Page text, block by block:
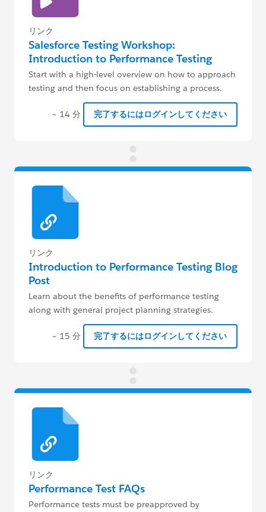
リンク
Salesforce Testing Workshop:
Introduction to Performance Testing
Start with a high-level overview on how to approach
testing and then focus on establishing a process.
~ 14 分 完了するにはログインしてください
リンク
Introduction to Performance Testing Blog
Post
Learn about the benefits of performance testing
along with general project planning strategies.
~ 15 分 完了するにはログインしてください
リンク
Performance Test FAQs
Performance tests must be preapproved by